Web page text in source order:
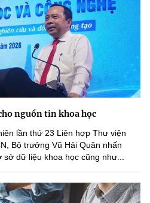
nguồn tin khoa học
lần thứ 23 Liên hợp Thư viện
Bộ trưởng Vũ Hải Quân nhấn
dữ liệu khoa học cũng như...